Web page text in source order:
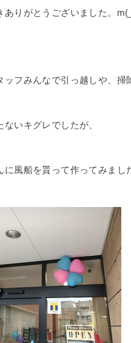
ありがとうございました。
ッフみんなで引っ越しや、掃
いキグレでしたが、
に風船を貰って作ってみまし